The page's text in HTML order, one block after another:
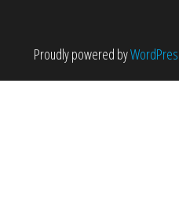
Proudly powered by